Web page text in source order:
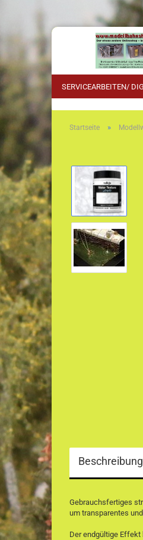
SERVICEARBEITEN/
Startseite »
Beschreibung
Gebrauchsfertiges
um transparentes
Der endgültige Effekt